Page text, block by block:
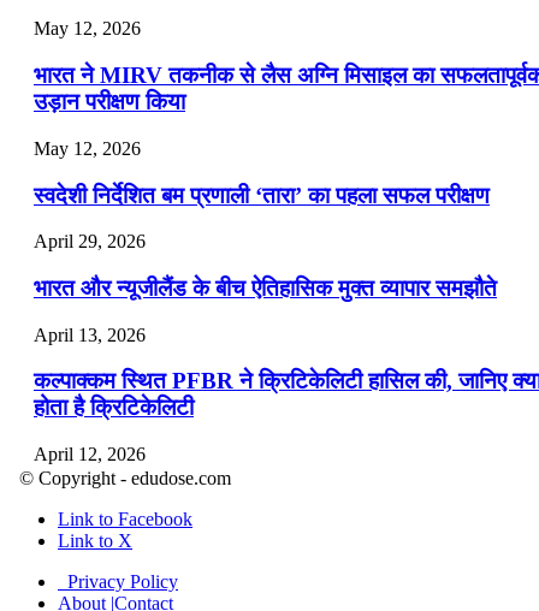
May 12, 2026
भारत ने MIRV तकनीक से लैस अग्नि मिसाइल का
उड़ान परीक्षण किया
May 12, 2026
स्वदेशी निर्देशित बम प्रणाली ‘तारा’ का पहला सफल परीक्षण
April 29, 2026
भारत और न्यूजीलैंड के बीच ऐतिहासिक मुक्त व्यापार समझौते
April 13, 2026
कल्पाक्कम स्थित PFBR ने क्रिटिकेलिटी हासिल की, जानिए
होता है क्रिटिकेलिटी
April 12, 2026
April 9, 2026
नासा का आर्टेमिस-2 मिशन: मनुष्य एक बार फिर से चंद्रमा के
© Copyright - edudose.com
Link to Facebook
Link to X
Privacy Policy
About |Contact